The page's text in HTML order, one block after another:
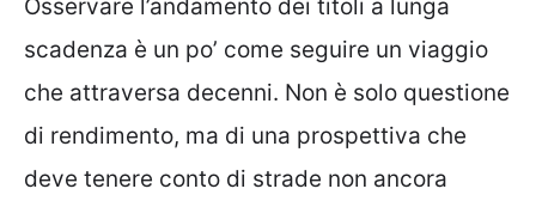
Osservare l’andamento dei titoli a lunga
scadenza è un po’ come seguire un viaggio
che attraversa decenni. Non è solo questione
di rendimento, ma di una prospettiva che
deve tenere conto di strade non ancora